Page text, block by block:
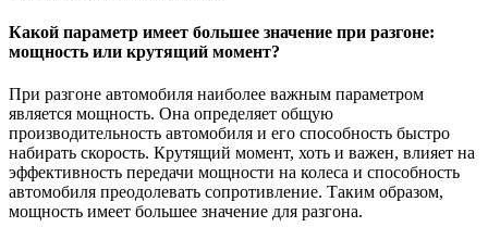
Какой параметр имеет большее значение при разгоне:
мощность или крутящий момент?
При разгоне автомобиля наиболее важным параметром
является мощность. Она определяет общую
производительность автомобиля и его способность быстро
набирать скорость. Крутящий момент, хоть и важен, влияет на
эффективность передачи мощности на колеса и способность
автомобиля преодолевать сопротивление. Таким образом,
мощность имеет большее значение для разгона.